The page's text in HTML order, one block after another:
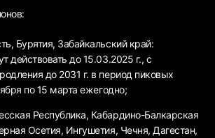
Бурятия, Забайкальский край:
действовать до 15.03.2025 г., с
до 2031 г. в период пиковых
по 15 марта ежегодно;
Республика, Кабардино-Балкарская
Осетия, Ингушетия, Чечня, Дагестан,